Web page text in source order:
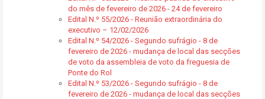
do mês de fevereiro de 2026 - 24 de fevereiro
Edital N.º 55/2026 - Reunião extraordinária do
executivo – 12/02/2026
Edital N.º 54/2026 - Segundo sufrágio - 8 de
fevereiro de 2026 - mudança de local das secções
de voto da assembleia de voto da freguesia de
Ponte do Rol
Edital N.º 53/2026 - Segundo sufrágio - 8 de
fevereiro de 2026 - mudança de local das secções